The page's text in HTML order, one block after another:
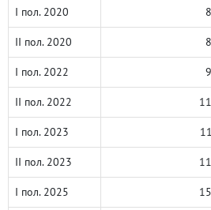
I пол. 2020
II пол. 2020
I пол. 2022
II пол. 2022
I пол. 2023
II пол. 2023
I пол. 2025